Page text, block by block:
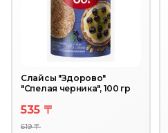
Слайсы "Здорово"
"Спелая черника", 100 гр
535 〒
619 〒